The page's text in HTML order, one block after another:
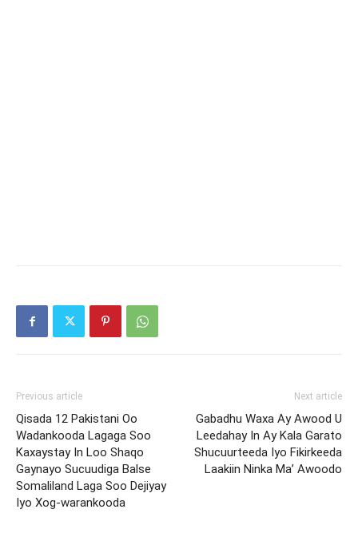
Previous article
Qisada 12 Pakistani Oo
Wadankooda Lagaga Soo
Kaxaystay In Loo Shaqo
Gaynayo Sucuudiga Balse
Somaliland Laga Soo Dejiyay
Iyo Xog-warankooda
Next article
Gabadhu Waxa Ay Awood U
Leedahay In Ay Kala Garato
Shucuurteeda Iyo Fikirkeeda
Laakiin Ninka Ma’ Awoodo